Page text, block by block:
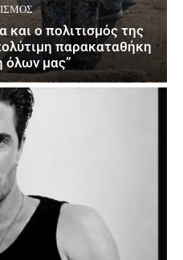
και ο πολιτισμός της
παρακαταθήκη
όλων μας”